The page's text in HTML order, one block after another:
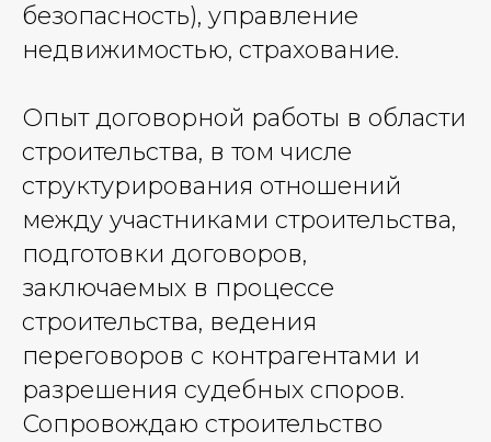
безопасность), управление
недвижимостью, страхование.
Опыт договорной работы в области
строительства, в том числе
структурирования отношений
между участниками строительства,
подготовки договоров,
заключаемых в процессе
строительства, ведения
переговоров с контрагентами и
разрешения судебных споров.
Сопровождаю строительство